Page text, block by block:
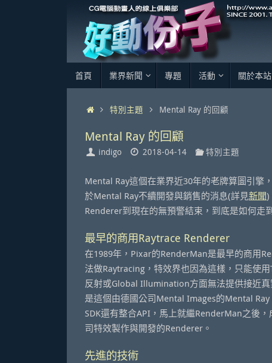
首頁 業界新聞 專題 活動 關於本站
Home特別主題 Mental Ray 的回顧
Mental Ray 的回顧
indigo 2018-04-14 特別主題
Mental Ray這個在業界近30年的老牌算圖引擎
於Mental Ray不續開發與銷售的消息(詳見新聞)
Renderer到現在的無預警結束，到底是如何走
最早的商用Raytrace Renderer
在1989年，Pixar的RenderMan是最早的商用
法做Raytracing，特效界也因為這樣，只能使
反射或Global Illumination方面無法提供接近真
是這個由德國公司Mental Images的Mental
SDK還有整合API，馬上就繼RenderMan之後
司特效製作與開發的Renderer。
先進的技術